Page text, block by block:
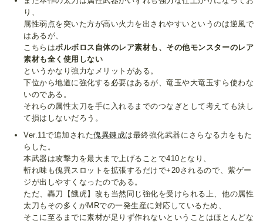
り、
属性弱点を突いた方が高い火力を出されやすいというのは逆風で
はあるが、
こちらはボルボロス自体のレア素材も、その他モンスターのレア
素材も全く使用しない
というかなり強力なメリットがある。
下位から地道に強化する必要はあるが、竜玉や大竜玉すら使わな
いのである。
それらの属性太刀を手に入れるまでのつなぎとして考えても決し
て損はしないだろう。
Ver.11で追加された傀異錬成は最終強化武器にさらなる力をもた
らした。
本武器は攻撃力を最大まで上げることで410となり、
斬れ味も傀異スロットを拡張するだけで+20されるので、紫ゲー
ジが出しやすくなったのである。
ただ、轟刀【餓虎】改も当然同じ強化を受けられる上、他の属性
太刀もその多くがMRでの一発生産に対応しているため、
そこに至るまでに素材が足りず作れないということはほとんどな